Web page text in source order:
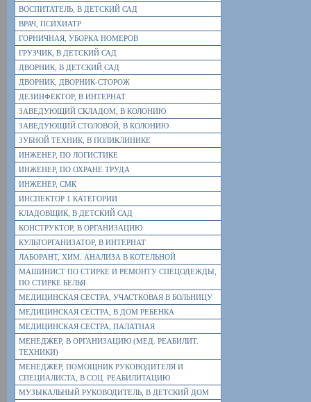
ВОСПИТАТЕЛЬ, В ДЕТСКИЙ САД
ВРАЧ, ПСИХИАТР
ГОРНИЧНАЯ, УБОРКА НОМЕРОВ
ГРУЗЧИК, В ДЕТСКИЙ САД
ДВОРНИК, В ДЕТСКИЙ САД
ДВОРНИК, ДВОРНИК-СТОРОЖ
ДЕЗИНФЕКТОР, В ИНТЕРНАТ
ЗАВЕДУЮЩИЙ СКЛАДОМ, В КОЛОНИЮ
ЗАВЕДУЮЩИЙ СТОЛОВОЙ, В КОЛОНИЮ
ЗУБНОЙ ТЕХНИК, В ПОЛИКЛИНИКЕ
ИНЖЕНЕР, ПО ЛОГИСТИКЕ
ИНЖЕНЕР, ПО ОХРАНЕ ТРУДА
ИНЖЕНЕР, СМК
ИНСПЕКТОР 1 КАТЕГОРИИ
КЛАДОВЩИК, В ДЕТСКИЙ САД
КОНСТРУКТОР, В ОРГАНИЗАЦИЮ
КУЛЬТОРГАНИЗАТОР, В ИНТЕРНАТ
ЛАБОРАНТ, ХИМ. АНАЛИЗА В КОТЕЛЬНОЙ
МАШИНИСТ ПО СТИРКЕ И РЕМОНТУ СПЕЦОДЕЖДЫ,
ПО СТИРКЕ БЕЛЬЯ
МЕДИЦИНСКАЯ СЕСТРА, УЧАСТКОВАЯ В БОЛЬНИЦУ
МЕДИЦИНСКАЯ СЕСТРА, В ДОМ РЕБЕНКА
МЕДИЦИНСКАЯ СЕСТРА, ПАЛАТНАЯ
МЕНЕДЖЕР, В ОРГАНИЗАЦИЮ (МЕД. РЕАБИЛИТ.
ТЕХНИКИ)
МЕНЕДЖЕР, ПОМОЩНИК РУКОВОДИТЕЛЯ И
СПЕЦИАЛИСТА, В СОЦ. РЕАБИЛИТАЦИЮ
МУЗЫКАЛЬНЫЙ РУКОВОДИТЕЛЬ, В ДЕТСКИЙ ДОМ